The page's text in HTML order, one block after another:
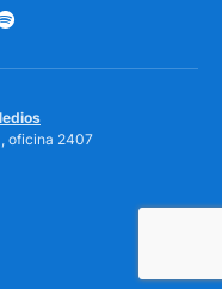
oficina 2407